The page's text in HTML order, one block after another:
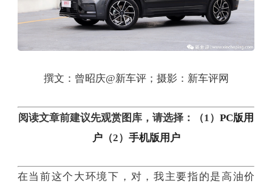
撰文：曾昭庆@新车评；摄影：新车评网
阅读文章前建议先观赏图库，请选择：（1） PC版用
户（2） 手机版用户
在当前这个大环境下，对，我主要指的是高油价